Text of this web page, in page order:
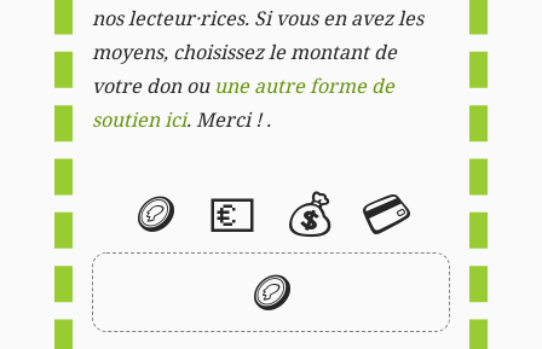
nos lecteur·rices. Si vous en avez les
moyens, choisissez le montant de
votre don ou une autre forme de
soutien ici. Merci ! .
🪙 💶 💰 💳
🪙